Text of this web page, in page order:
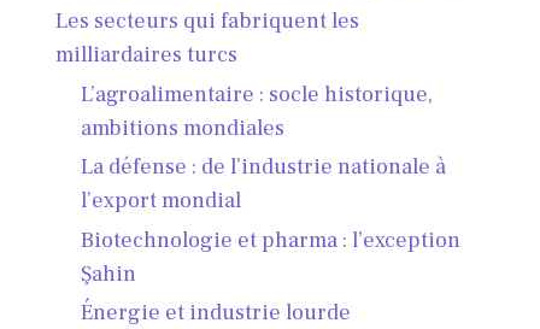
Les secteurs qui fabriquent les
milliardaires turcs
L’agroalimentaire : socle historique,
ambitions mondiales
La défense : de l’industrie nationale à
l’export mondial
Biotechnologie et pharma : l’exception
Şahin
Énergie et industrie lourde